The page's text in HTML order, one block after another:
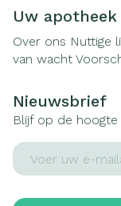
Uw apotheek
Over ons Nuttige
van wacht
Nieuwsbrief
Blijf op de
E-mail adres